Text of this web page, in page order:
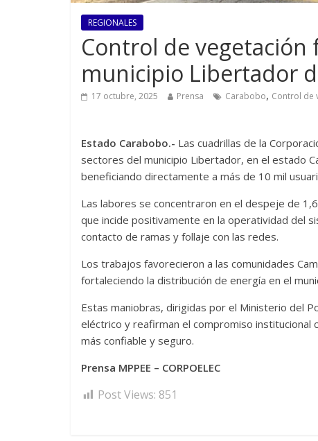
REGIONALES
Control de vegetación
municipio Libertador
17 octubre, 2025 Prensa Carabobo, Control de
Estado Carabobo.- Las cuadrillas de la
sectores del municipio Libertador, en el estado
beneficiando directamente a más de 10 mil
Las labores se concentraron en el despeje de
que incide positivamente en la operatividad del
contacto de ramas y follaje con las redes.
Los trabajos favorecieron a las comunidades
fortaleciendo la distribución de energía en el
Estas maniobras, dirigidas por el Ministerio del
eléctrico y reafirman el compromiso institucional
más confiable y seguro.
Prensa MPPEE – CORPOELEC
Post Views: 851